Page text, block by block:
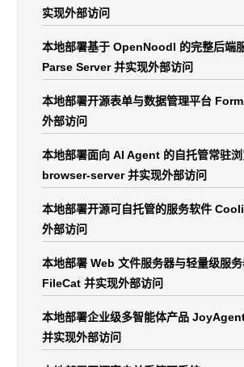
实现外部访问
本地部署基于 OpenNoodl 的完整后端
Parse Server 并实现外部访问
本地部署开源表单与数据管理平台
外部访问
本地部署面向 AI Agent 的自托管常驻
browser-server 并实现外部访问
本地部署开源可自托管的服务软件
外部访问
本地部署 Web 文件服务器与轻量级服
FileCat 并实现外部访问
本地部署企业级多智能体产品
并实现外部访问